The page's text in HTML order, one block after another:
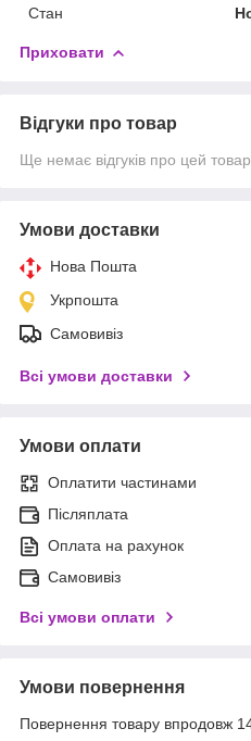
Стан
Приховати
Відгуки про товар
Ще немає відгуків про цей товар
Умови доставки
Нова Пошта
Укрпошта
Самовивіз
Всі умови доставки
Умови оплати
Оплатити частинами
Післяплата
Оплата на рахунок
Самовивіз
Всі умови оплати
Умови повернення
Повернення товару впродовж